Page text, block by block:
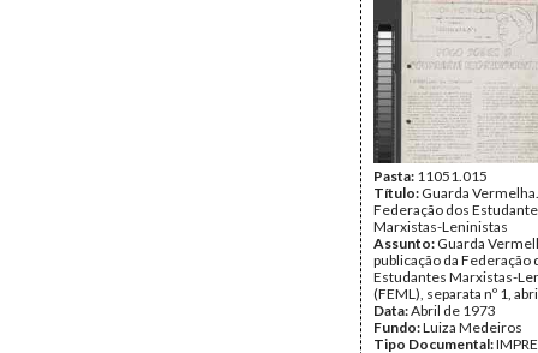
Pasta: 11051.015
Título: Guarda
Federação dos
Marxistas-Leninistas
Assunto: Guarda
publicação da Federação
Estudantes Marxistas-
(FEML), separata nº 1,
Data:Abril de 1973
Fundo:Luiza Medeiros
Tipo Documental: